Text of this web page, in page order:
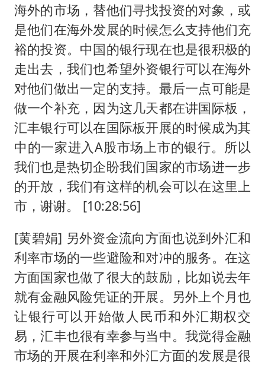
海外的市场，替他们寻找投资的对象，或
是他们在海外发展的时候怎么支持他们充
裕的投资。中国的银行现在也是很积极的
走出去，我们也希望外资银行可以在海外
对他们做出一定的支持。最后一点可能是
做一个补充，因为这几天都在讲国际板，
汇丰银行可以在国际板开展的时候成为其
中的一家进入A股市场上市的银行。所以
我们也是热切企盼我们国家的市场进一步
的开放，我们有这样的机会可以在这里上
市，谢谢。 [10:28:56]
[黄碧娟] 另外资金流向方面也说到外汇和
利率市场的一些避险和对冲的服务。在这
方面国家也做了很大的鼓励，比如说去年
就有金融风险凭证的开展。另外上个月也
让银行可以开始做人民币和外汇期权交
易，汇丰也很有幸参与当中。我觉得金融
市场的开展在利率和外汇方面的发展是很